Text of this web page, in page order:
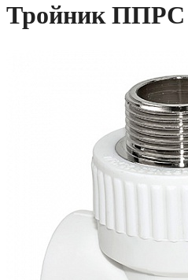
Тройник ППРС